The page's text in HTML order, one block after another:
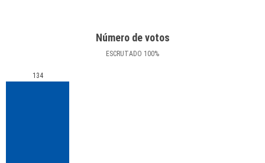
Número de votos
ESCRUTADO 100%
134